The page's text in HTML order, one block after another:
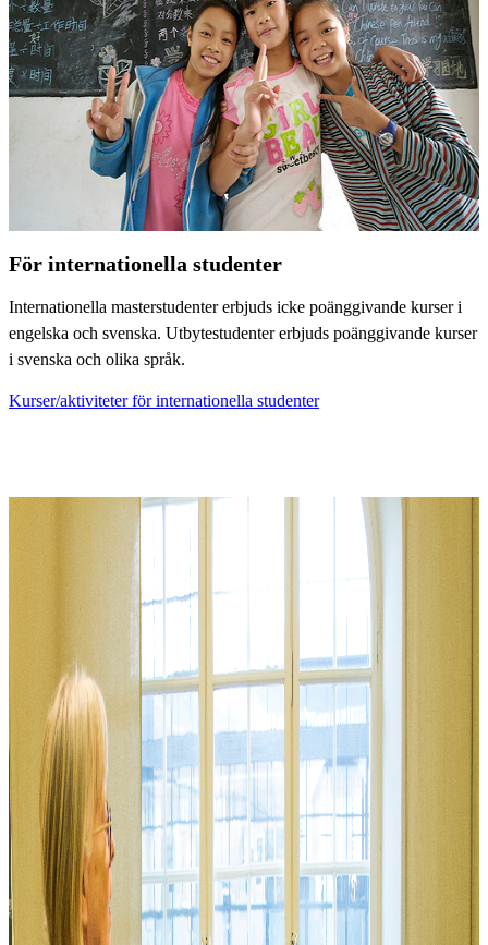
För internationella studenter
Internationella masterstudenter erbjuds icke poänggivande kurser i
engelska och svenska. Utbytestudenter erbjuds poänggivande kurser
i svenska och olika språk.
Kurser/aktiviteter för internationella studenter